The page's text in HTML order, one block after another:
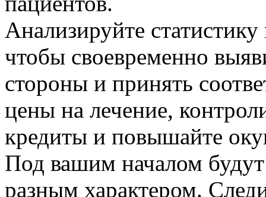
Анализируйте
чтобы своевременно
стороны и принять
цены на лечение,
кредиты и повышайте
Под вашим началом
разным характером.